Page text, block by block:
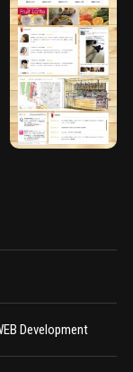
Development